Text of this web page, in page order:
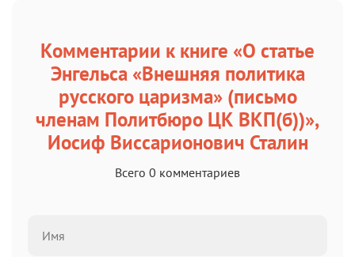
Комментарии к книге «О статье
Энгельса «Внешняя политика
русского царизма» (письмо
членам Политбюро ЦК ВКП(б))»,
Иосиф Виссарионович Сталин
Всего 0 комментариев